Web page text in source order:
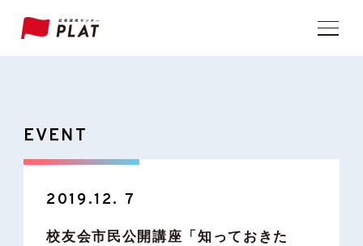
EVENT
2019.12. 7
校友会市民公開講座「知っておきた